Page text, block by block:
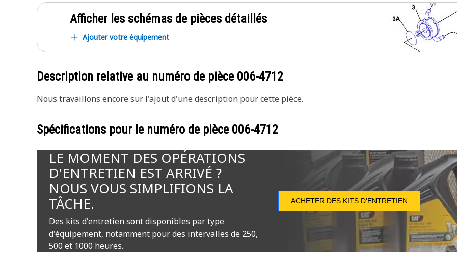
Afficher les schémas de pièces détaillés
Ajouter votre équipement
Description relative au numéro de pièce 006-4712
Nous travaillons encore sur l'ajout d'une description pour cette pièce.
Spécifications pour le numéro de pièce 006-4712
LE MOMENT DES OPÉRATIONS
D'ENTRETIEN EST ARRIVÉ ?
NOUS VOUS SIMPLIFIONS LA
TÂCHE.
Des kits d'entretien sont disponibles par type
d'équipement, notamment pour des intervalles de 250,
500 et 1000 heures.
ACHETER DES KITS D'ENTRETIEN